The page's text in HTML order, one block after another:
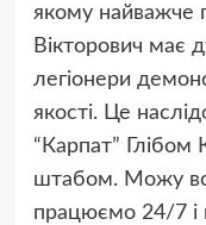
якому найважче
Вікторович має
легіонери
якості. Це
“Карпат” Глібом
штабом. Можу
працюємо 24/7 і